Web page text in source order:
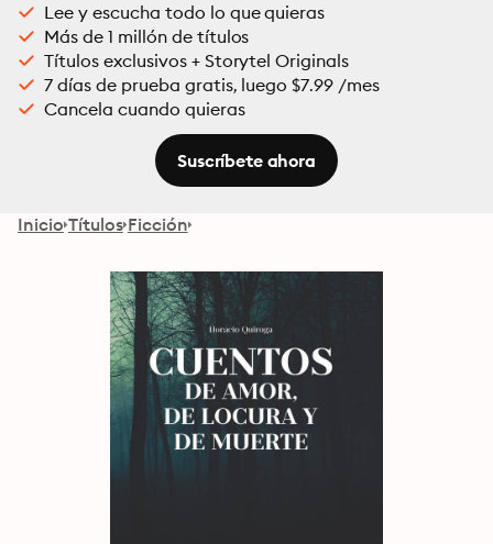
Lee y escucha todo lo que quieras
Más de 1 millón de títulos
Títulos exclusivos + Storytel Originals
7 días de prueba gratis, luego $7.99 /mes
Cancela cuando quieras
Suscríbete ahora
Inicio Títulos Ficción